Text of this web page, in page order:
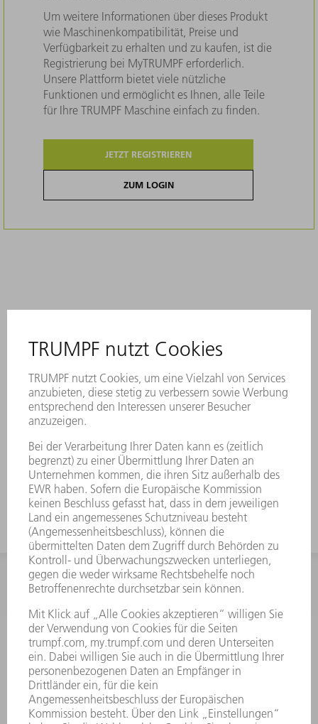
Um weitere Informationen über dieses Produkt
wie Maschinenkompatibilität, Preise und
Verfügbarkeit zu erhalten und zu kaufen, ist die
Registrierung bei MyTRUMPF erforderlich.
Unsere Plattform bietet viele nützliche
Funktionen und ermöglicht es Ihnen, alle Teile
für Ihre TRUMPF Maschine einfach zu finden.
JETZT REGISTRIEREN
ZUM LOGIN
INFORMATION
Häufig gestellte Fragen
Allgemeine Geschäftsbedingungen
KONTAKT
After Sales
+43722160396550
Mo - Do: 08:00 -17:30 Uhr
Fr: 08:00 -16:30 Uhr